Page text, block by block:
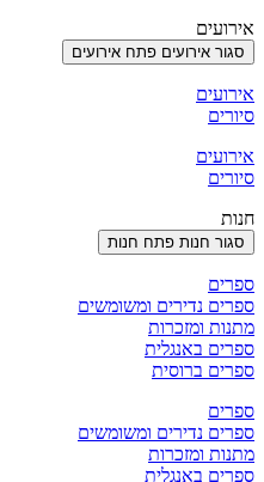
אירועים
סגור אירועים פתח אירועים
אירועים
סיורים
אירועים
סיורים
חנות
סגור חנות פתח חנות
ספרים
ספרים נדירים ומשומשים
מתנות ומזכרות
ספרים באנגלית
ספרים ברוסית
ספרים
ספרים נדירים ומשומשים
מתנות ומזכרות
ספרים באנגלית